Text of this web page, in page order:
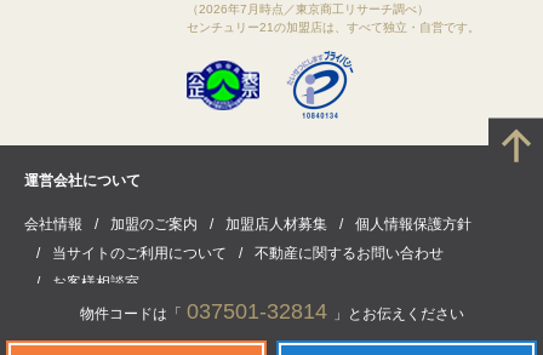
物件コードは「 037501-32814 」とお伝えください
（2026年7月時点／東京商工リサーチ調べ）
センチュリー21の加盟店は、すべて独立・自営です。
運営会社について
会社情報 加盟のご案内 加盟店人材募集
個人情報保護方針
当サイトのご利用について
不動産に関するお問い合わせ
お客様相談室